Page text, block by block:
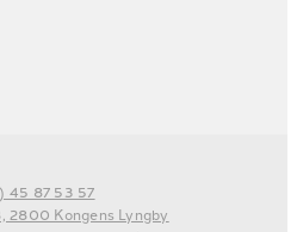
45 87 53 57
2800 Kongens Lyngby